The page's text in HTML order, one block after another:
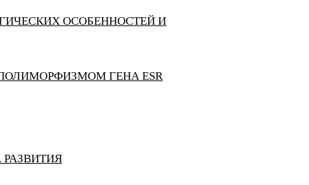
ОСОБЕННОСТЕЙ И
ГЕНА ESR